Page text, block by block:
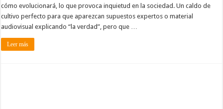
cómo evolucionará, lo que provoca inquietud en la sociedad. Un caldo de
cultivo perfecto para que aparezcan supuestos expertos o material
audiovisual explicando “la verdad”, pero que …
Leer más